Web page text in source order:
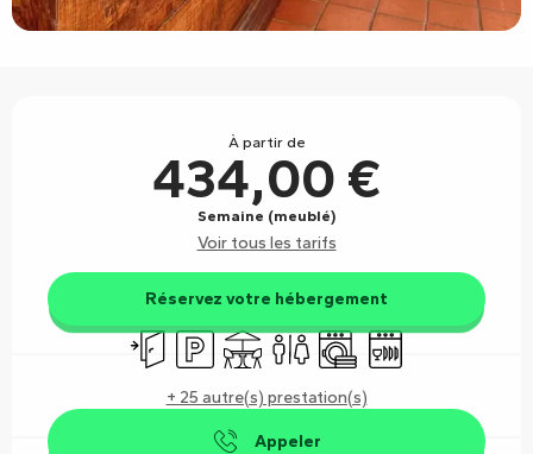
À partir de
434,00 €
Semaine (meublé)
Voir tous les tarifs
Réservez votre hébergement
Entrée indépendante
ParkingTerrasseToilettesLave lingeLave vaisselle
+ 25 autre(s) prestation(s)
Appeler